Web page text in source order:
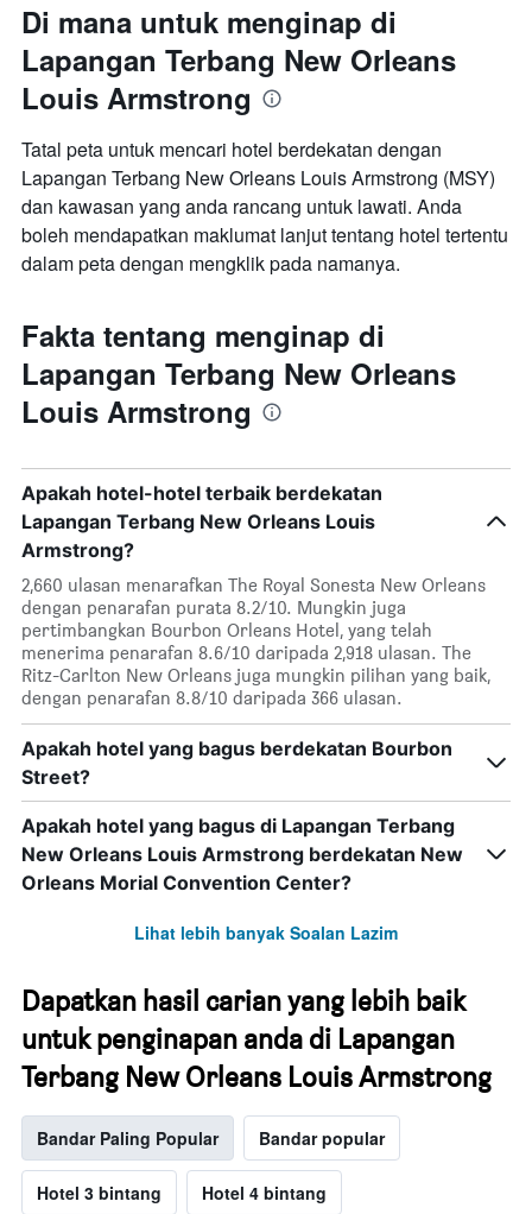
Di mana untuk menginap di
Lapangan Terbang New Orleans
Louis Armstrong
Tatal peta untuk mencari hotel berdekatan dengan
Lapangan Terbang New Orleans Louis Armstrong (MSY)
dan kawasan yang anda rancang untuk lawati. Anda
boleh mendapatkan maklumat lanjut tentang hotel tertentu
dalam peta dengan mengklik pada namanya.
Fakta tentang menginap di
Lapangan Terbang New Orleans
Louis Armstrong
Apakah hotel-hotel terbaik berdekatan
Lapangan Terbang New Orleans Louis
Armstrong?
2,660 ulasan menarafkan The Royal Sonesta New Orleans
dengan penarafan purata 8.2/10. Mungkin juga
pertimbangkan Bourbon Orleans Hotel, yang telah
menerima penarafan 8.6/10 daripada 2,918 ulasan. The
Ritz-Carlton New Orleans juga mungkin pilihan yang baik,
dengan penarafan 8.8/10 daripada 366 ulasan.
Apakah hotel yang bagus berdekatan Bourbon
Street?
Apakah hotel yang bagus di Lapangan Terbang
New Orleans Louis Armstrong berdekatan New
Orleans Morial Convention Center?
Lihat lebih banyak Soalan Lazim
Dapatkan hasil carian yang lebih baik
untuk penginapan anda di Lapangan
Terbang New Orleans Louis Armstrong
Bandar Paling Popular Bandar popular
Hotel 3 bintang Hotel 4 bintang